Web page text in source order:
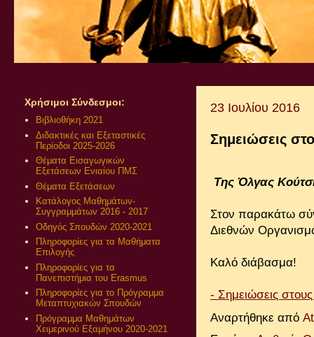
23 Ιουλίου 2016
Σημειώσεις
Της Όλγας
Στον παρακάτω
Διεθνών
Καλό διάβασμα!
- Σημειώσεις
Αναρτήθηκε από
Χρήσιμοι Σύνδεσμοι:
Βιβλιοθήκη 2021
Διδακτικές και Εξεταστικές
Περίοδοι 2025-2026
Θέματα Εισαγωγικών
Εξετάσεων Ενιαίου ΠΜΣ
Θέματα Εξετάσεων
Κατάλογος Μαθημάτων-
Συγγραμμάτων 2016 - 2017
Οδηγός Σπουδών 2020-2021
Πληροφορίες για τα Μαθήματα
Επιλογής
Πληροφορίες για τα
Πανεπιστήμια του Erasmus
Πληροφορίες για το Πρόγραμμα
Μεταπτυχιακών Σπουδών
Πρόγραμμα Μαθημάτων
Χειμερινού Εξαμήνου 2020-2021